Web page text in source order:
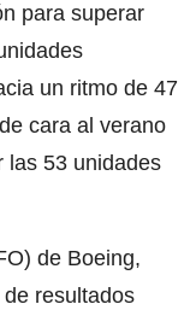
para superar
un ritmo de 47
cara al verano
las 53 unidades
de Boeing,
resultados